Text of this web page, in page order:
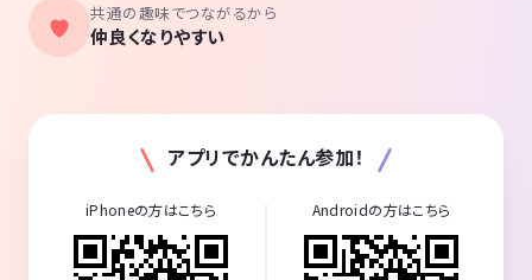
共通の趣味でつながるから
仲良くなりやすい
アプリでかんたん参加！
iPhoneの方はこちら Androidの方はこちら